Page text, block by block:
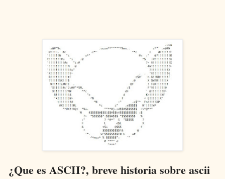
¿Que es ASCII?, breve historia sobre ascii